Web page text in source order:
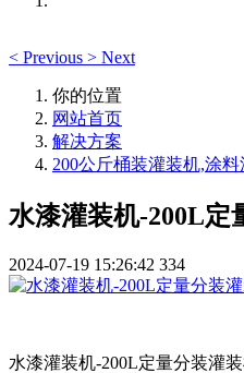
< Previous > Next
你的位置
网站首页
解决方案
200公斤桶装灌装机,涂
水漆灌装机-200L定
2024-07-19 15:26:42 334
水漆灌装机-200L定量分装灌